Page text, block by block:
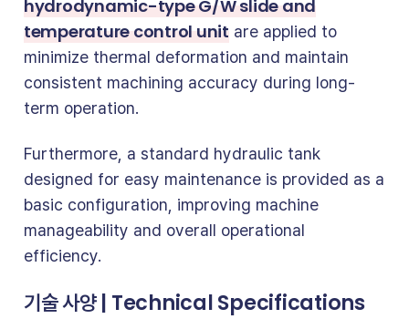
hydrodynamic-type G/W slide and
temperature control unit are applied to
minimize thermal deformation and maintain
consistent machining accuracy during long-
term operation.
Furthermore, a standard hydraulic tank
designed for easy maintenance is provided as a
basic configuration, improving machine
manageability and overall operational
efficiency.
기술 사양 | Technical Specifications